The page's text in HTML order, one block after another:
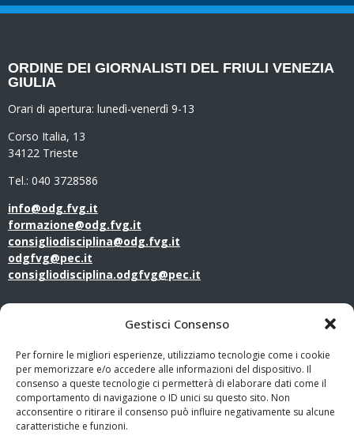
Gestisci Consenso
Per fornire le migliori esperienze, utilizziamo tecnologie come i cookie
per memorizzare e/o accedere alle informazioni del dispositivo. Il
consenso a queste tecnologie ci permetterà di elaborare dati come il
comportamento di navigazione o ID unici su questo sito. Non
acconsentire o ritirare il consenso può influire negativamente su alcune
caratteristiche e funzioni.
ORDINE DEI GIORNALISTI DEL FRIULI VENEZIA
GIULIA
Orari di apertura: lunedì-venerdì 9-13
Corso Italia, 13
34122 Trieste
Tel.: 040 3728586
info@odg.fvg.it
formazione@odg.fvg.it
consigliodisciplina@odg.fvg.it
odgfvg@pec.it
consigliodisciplina.odgfvg@pec.it
Privacy Policy
PagoPA